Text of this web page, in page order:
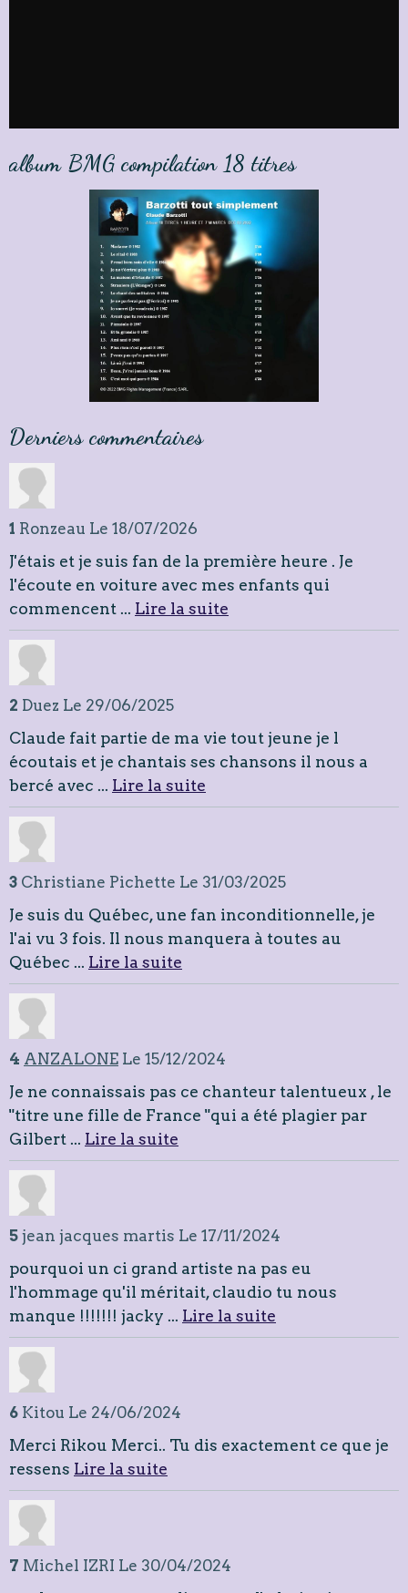
album BMG compilation 18 titres
Derniers commentaires
1 Ronzeau Le 18/07/2026
J'étais et je suis fan de la première heure . Je
l'écoute en voiture avec mes enfants qui
commencent ... Lire la suite
2 Duez Le 29/06/2025
Claude fait partie de ma vie tout jeune je l
écoutais et je chantais ses chansons il nous a
bercé avec ... Lire la suite
3 Christiane Pichette Le 31/03/2025
Je suis du Québec, une fan inconditionnelle, je
l'ai vu 3 fois. Il nous manquera à toutes au
Québec ... Lire la suite
4 ANZALONE Le 15/12/2024
Je ne connaissais pas ce chanteur talentueux , le
"titre une fille de France "qui a été plagier par
Gilbert ... Lire la suite
5 jean jacques martis Le 17/11/2024
pourquoi un ci grand artiste na pas eu
l'hommage qu'il méritait, claudio tu nous
manque !!!!!!! jacky ... Lire la suite
6 Kitou Le 24/06/2024
Merci Rikou Merci.. Tu dis exactement ce que je
ressens Lire la suite
7 Michel IZRI Le 30/04/2024